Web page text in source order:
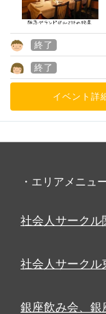
終了
終了
イベント詳
・エリアメニュ
社会人サークル
社会人サークル
銀座飲み会、銀